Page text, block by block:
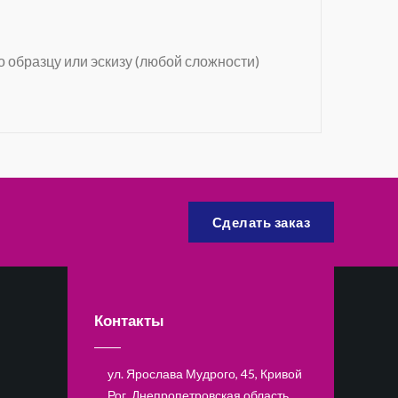
или эскизу (любой сложности)
Сделать заказ
Контакты
ул. Ярослава Мудрого, 45, Кривой